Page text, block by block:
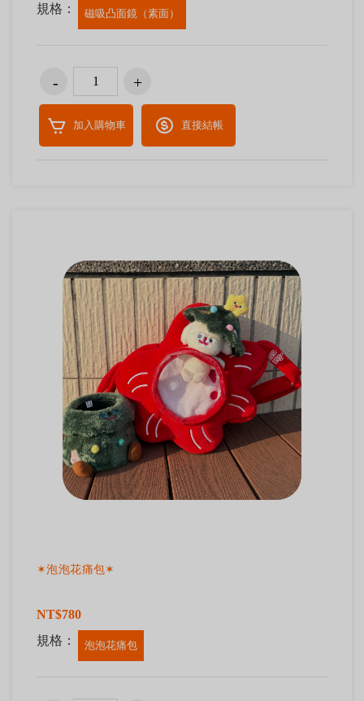
規格：
磁吸凸面鏡（素面）
加入購物車 直接結帳
✶泡泡花痛包✶
NT$780
規格：
泡泡花痛包